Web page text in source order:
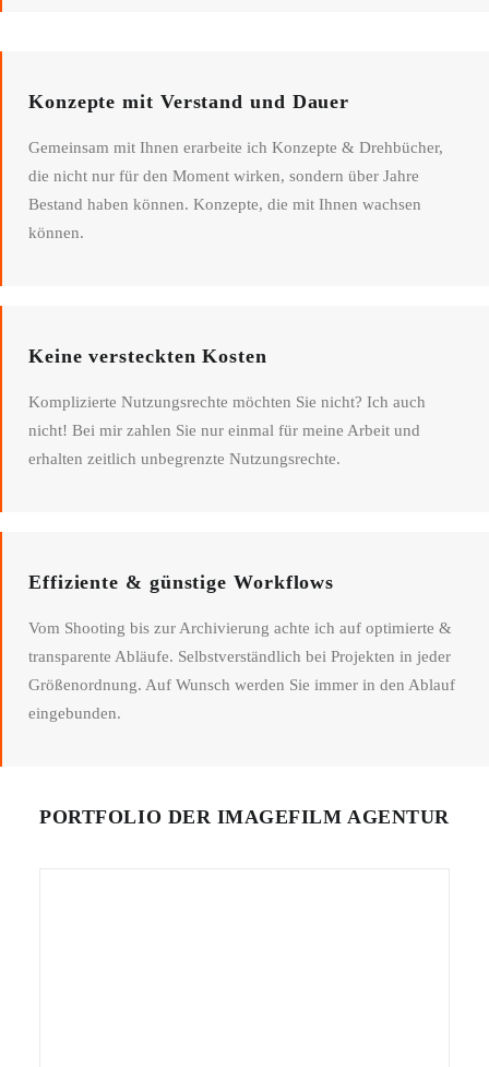
Konzepte mit Verstand und Dauer
Gemeinsam mit Ihnen erarbeite ich Konzepte & Drehbücher,
die nicht nur für den Moment wirken, sondern über Jahre
Bestand haben können. Konzepte, die mit Ihnen wachsen
können.
Keine versteckten Kosten
Komplizierte Nutzungsrechte möchten Sie nicht? Ich auch
nicht! Bei mir zahlen Sie nur einmal für meine Arbeit und
erhalten zeitlich unbegrenzte Nutzungsrechte.
Effiziente & günstige Workflows
Vom Shooting bis zur Archivierung achte ich auf optimierte &
transparente Abläufe. Selbstverständlich bei Projekten in jeder
Größenordnung. Auf Wunsch werden Sie immer in den Ablauf
eingebunden.
PORTFOLIO DER IMAGEFILM AGENTUR